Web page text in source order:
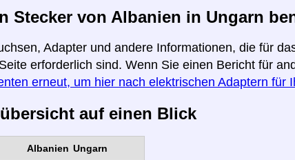
Stecker von Albanien in Ungarn
Adapter und andere Informationen, die für
erforderlich sind. Wenn Sie einen Bericht für
erneut, um hier nach elektrischen Adaptern für
auf einen Blick
Albanien Ungarn